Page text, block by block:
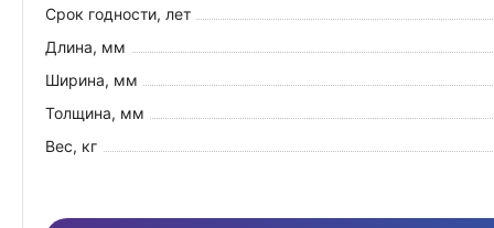
Срок годности, лет
Длина, мм
Ширина, мм
Толщина, мм
Вес, кг